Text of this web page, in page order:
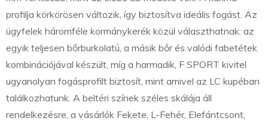
profilja körkörösen változik, így biztosítva ideális fogást. Az
ügyfelek háromféle kormánykerék közül választhatnak: az
egyik teljesen bőrburkolatú, a másik bőr és valódi fabetétek
kombinációjával készült, míg a harmadik, F SPORT kivitel
ugyanolyan fogásprofilt biztosít, mint amivel az LC kupéban
találkozhatunk. A beltéri színek széles skálája áll
rendelkezésre, a vásárlók Fekete, L-Fehér, Elefántcsont,